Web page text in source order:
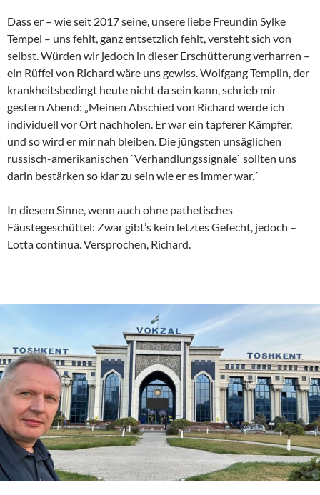
Dass er – wie seit 2017 seine, unsere liebe Freundin Sylke
Tempel – uns fehlt, ganz entsetzlich fehlt, versteht sich von
selbst. Würden wir jedoch in dieser Erschütterung verharren –
ein Rüffel von Richard wäre uns gewiss. Wolfgang Templin, der
krankheitsbedingt heute nicht da sein kann, schrieb mir
gestern Abend: „Meinen Abschied von Richard werde ich
individuell vor Ort nachholen. Er war ein tapferer Kämpfer,
und so wird er mir nah bleiben. Die jüngsten unsäglichen
russisch-amerikanischen `Verhandlungssignale` sollten uns
darin bestärken so klar zu sein wie er es immer war.´
In diesem Sinne, wenn auch ohne pathetisches
Fäustegeschüttel: Zwar gibt’s kein letztes Gefecht, jedoch –
Lotta continua. Versprochen, Richard.